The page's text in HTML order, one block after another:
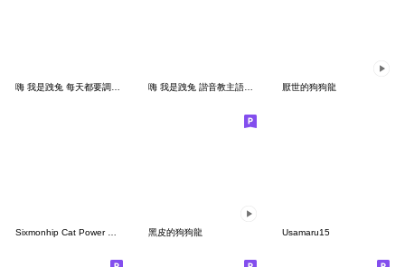
厭世的狗狗龍
黑皮的狗狗龍 Usamaru15